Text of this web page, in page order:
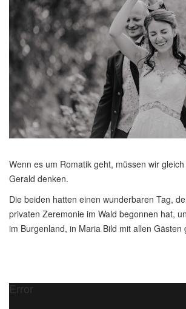
Wenn es um Romatik geht, müssen wir
Gerald denken.
Die beiden hatten einen wunderbaren Tag,
privaten Zeremonie im Wald begonnen hat,
im Burgenland, in Maria Bild mit allen Gästen
Error